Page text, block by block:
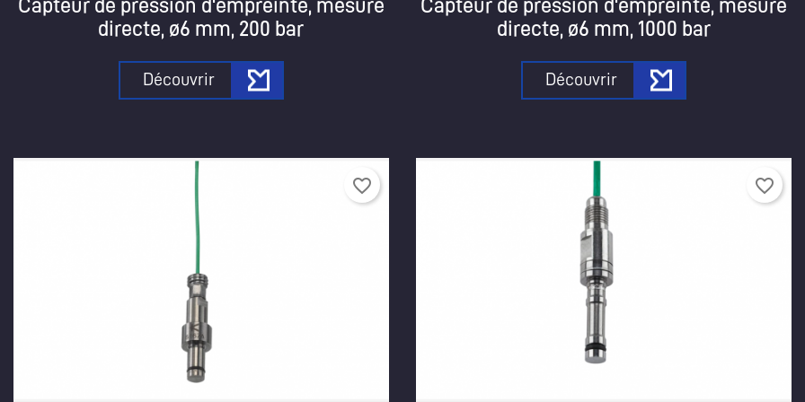
Capteur de pression d'empreinte, mesure
directe, ø6 mm, 200 bar
Découvrir
Capteur de pression d'empreinte, mesure
directe, ø6 mm, 1000 bar
Découvrir
favorite_border favorite_border